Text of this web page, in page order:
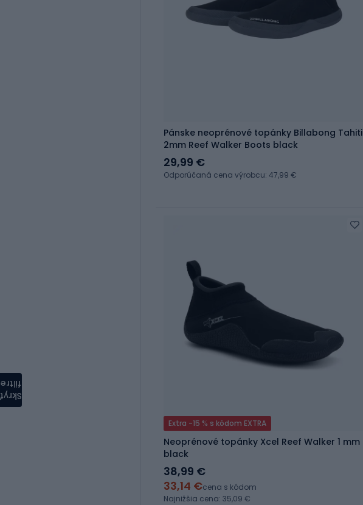
Pánske neoprénové topánky Billabong Tahiti
2mm Reef Walker Boots black
29,99 €
Odporúčaná cena výrobcu: 47,99 €
Extra -15 % s kódom EXTRA
Neoprénové topánky Xcel Reef Walker 1 mm
black
38,99 €
33,14 €cena s kódom
Najnižšia cena: 35,09 €
Skryť
filtre